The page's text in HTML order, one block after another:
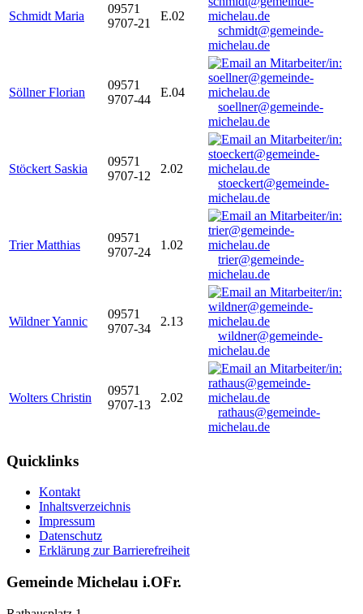
Schmidt Maria
09571
9707-21
E.02
schmidt@gemeinde-
michelau.de
Söllner Florian
09571
9707-44
E.04
soellner@gemeinde-
michelau.de
Stöckert Saskia
09571
9707-12
2.02
stoeckert@gemeinde-
michelau.de
Trier Matthias
09571
9707-24
1.02
trier@gemeinde-
michelau.de
Wildner Yannic
09571
9707-34
2.13
wildner@gemeinde-
michelau.de
Wolters Christin
09571
9707-13
2.02
rathaus@gemeinde-
michelau.de
Quicklinks
Kontakt
Inhaltsverzeichnis
Impressum
Datenschutz
Erklärung zur Barrierefreiheit
Gemeinde Michelau i.OFr.